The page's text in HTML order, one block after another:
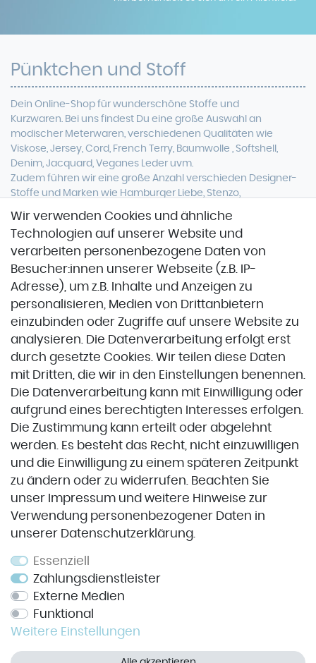
Pünktchen und Stoff
Dein Online-Shop für wunderschöne Stoffe und
Kurzwaren. Bei uns findest Du eine große Auswahl an
modischer Meterwaren, verschiedenen Qualitäten wie
Viskose, Jersey, Cord, French Terry, Baumwolle , Softshell ,
Denim, Jacquard, Veganes Leder uvm.
Zudem führen wir eine große Anzahl verschieden Designer-
Stoffe und Marken wie Hamburger Liebe, Stenzo,
Zahlung & Versand
Zahlung & Versand
VORKASSE
Service
Impressum
Datenschutz
Widerrufsrecht
AGB
Kontakt
Wir verwenden Cookies und ähnliche
Technologien auf unserer Website und
verarbeiten personenbezogene Daten von
Besucher:innen unserer Webseite (z.B. IP-
Adresse), um z.B. Inhalte und Anzeigen zu
personalisieren, Medien von Drittanbietern
einzubinden oder Zugriffe auf unsere Website zu
analysieren. Die Datenverarbeitung erfolgt erst
durch gesetzte Cookies. Wir teilen diese Daten
mit Dritten, die wir in den Einstellungen benennen.
Die Datenverarbeitung kann mit Einwilligung oder
aufgrund eines berechtigten Interesses erfolgen.
Die Zustimmung kann erteilt oder abgelehnt
werden. Es besteht das Recht, nicht einzuwilligen
und die Einwilligung zu einem späteren Zeitpunkt
zu ändern oder zu widerrufen. Beachten Sie
unser Impressum und weitere Hinweise zur
Verwendung personenbezogener Daten in
unserer
Daten­schutz­erklärung
Essenziell
Zahlungsdienstleister
Externe Medien
Funktional
Weitere Einstellungen